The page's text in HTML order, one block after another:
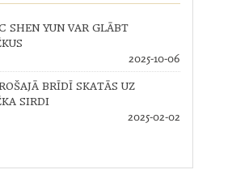
SHEN YUN VAR GLĀBT
2025-10-06
BRĪDĪ SKATĀS UZ
SIRDI
2025-02-02